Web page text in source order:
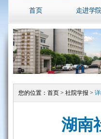
首页 走进学
您的位置： 首页> 社院学报 >
湖南